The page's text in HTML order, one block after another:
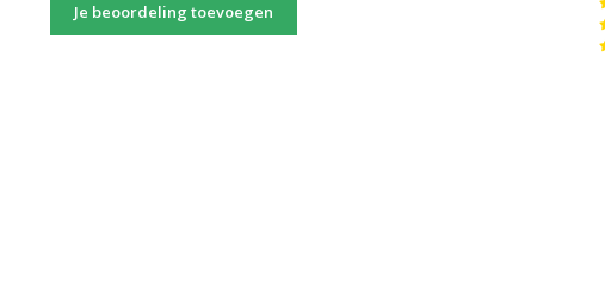
Je beoordeling toevoegen